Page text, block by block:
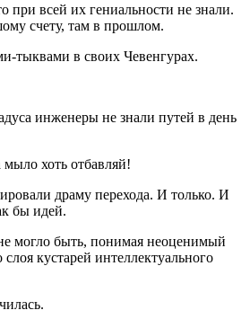
при всей их гениальности не знали.
счету, там в прошлом.
тыквами в своих Чевенгурах.
инженеры не знали путей в день
мыло хоть отбавляй!
драму перехода. И только. И
бы идей.
могло быть, понимая неоценимый
кустарей интеллектуального